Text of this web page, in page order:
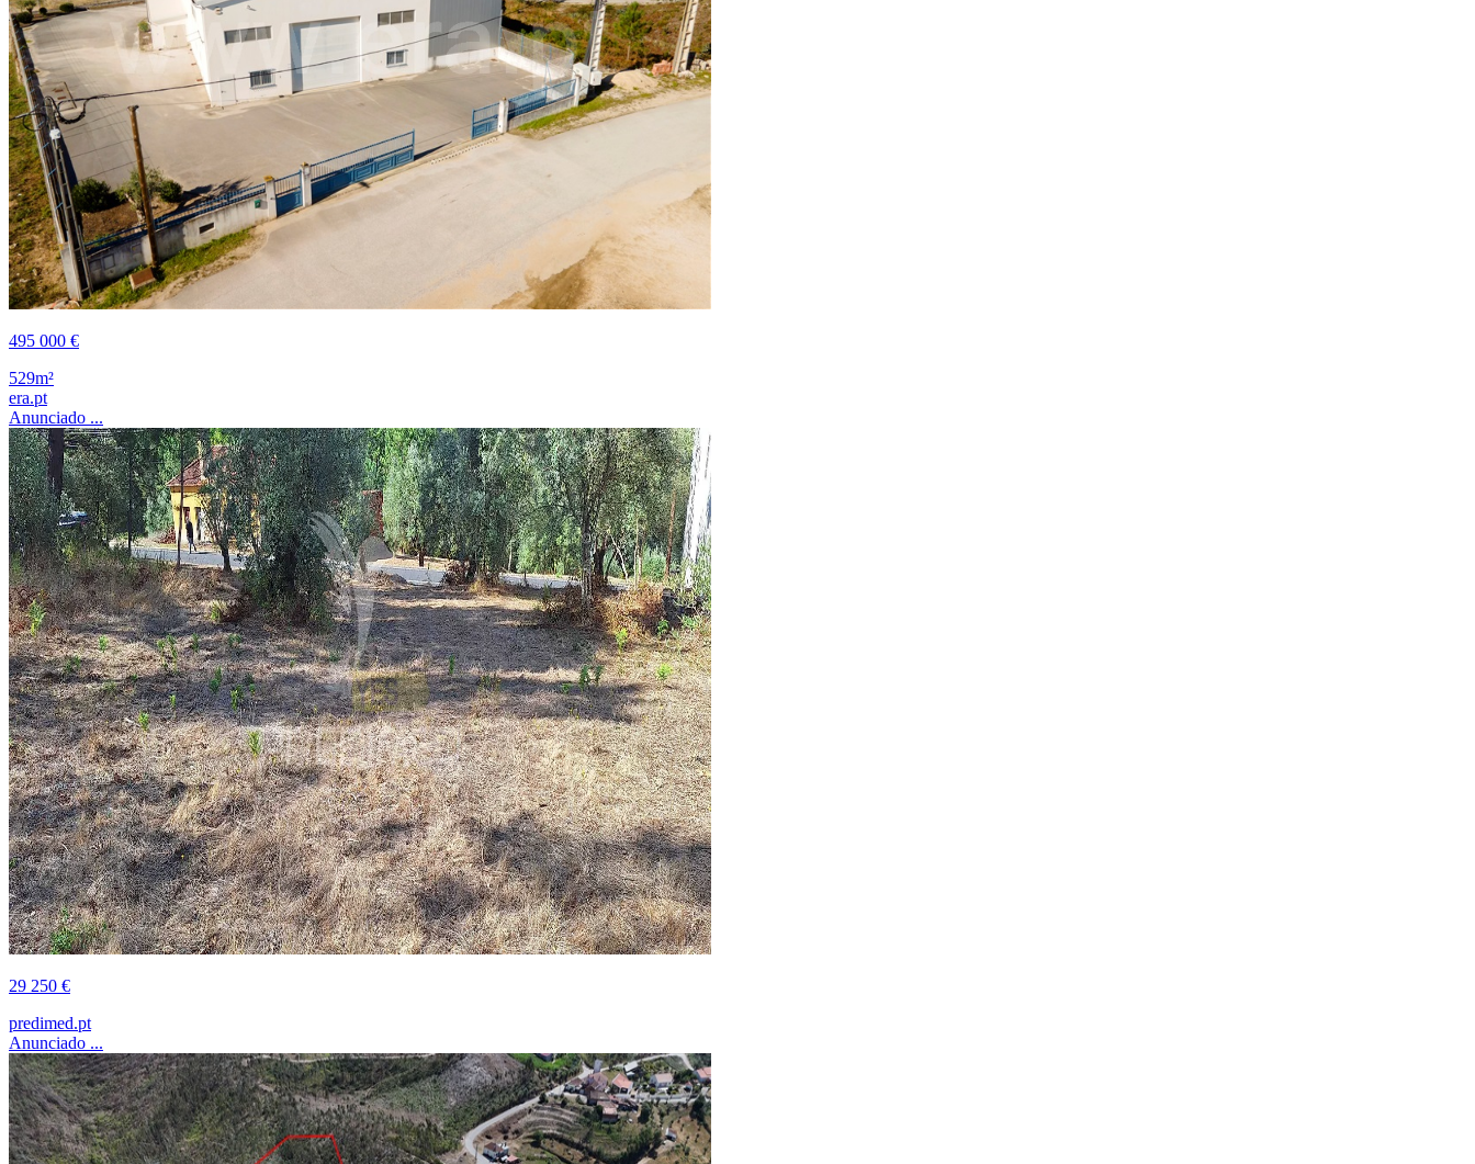
495 000 €
529m²
era.pt
Anunciado ...
29 250 €
predimed.pt
Anunciado ...